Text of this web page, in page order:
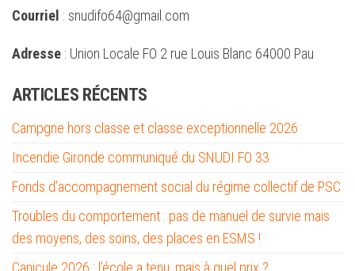
Courriel : snudifo64@gmail.com
Adresse : Union Locale FO 2 rue Louis Blanc 64000 Pau
ARTICLES RÉCENTS
Campgne hors classe et classe exceptionnelle 2026
Incendie Gironde communiqué du SNUDI FO 33
Fonds d’accompagnement social du régime collectif de PSC
Troubles du comportement : pas de manuel de survie mais
des moyens, des soins, des places en ESMS !
Canicule 2026 : l’école a tenu, mais à quel prix ?